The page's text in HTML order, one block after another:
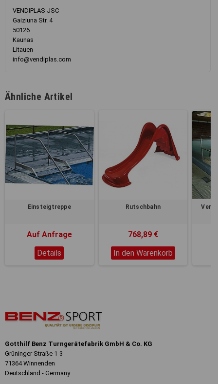
VENDIPLAS JSC
Gaiziuna Str. 4
50126
Kaunas
Litauen
info@vendiplas.com
Ähnliche Artikel
Einsteigtreppe
Auf Anfrage
Details
Rutschbahn
768,89 €
In den Warenkorb
Gotthilf Benz Turngerätefabrik GmbH & Co. KG
Grüninger Straße 1-3
71364 Winnenden
Deutschland - Germany